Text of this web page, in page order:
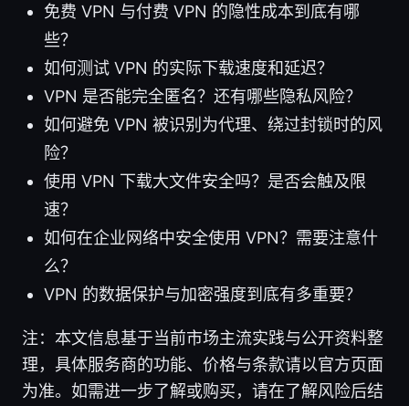
免费 VPN 与付费 VPN 的隐性成本到底有哪
些？
如何测试 VPN 的实际下载速度和延迟？
VPN 是否能完全匿名？还有哪些隐私风险？
如何避免 VPN 被识别为代理、绕过封锁时的风
险？
使用 VPN 下载大文件安全吗？是否会触及限
速？
如何在企业网络中安全使用 VPN？需要注意什
么？
VPN 的数据保护与加密强度到底有多重要？
注：本文信息基于当前市场主流实践与公开资料整
理，具体服务商的功能、价格与条款请以官方页面
为准。如需进一步了解或购买，请在了解风险后结